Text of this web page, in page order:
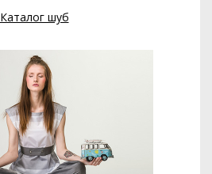
Каталог шуб